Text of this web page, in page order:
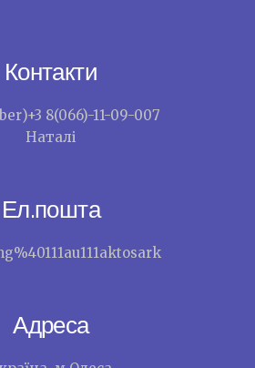
Контакти
8(066)-11-09-007
Наталі
Ел.пошта
Адреса